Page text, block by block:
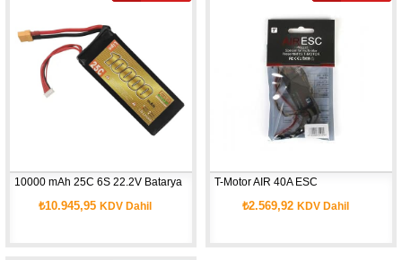
10000 mAh 25C 6S 22.2V Batarya
₺10.945,95KDV Dahil
T-Motor AIR 40A ESC
₺2.569,92 KDV Dahil